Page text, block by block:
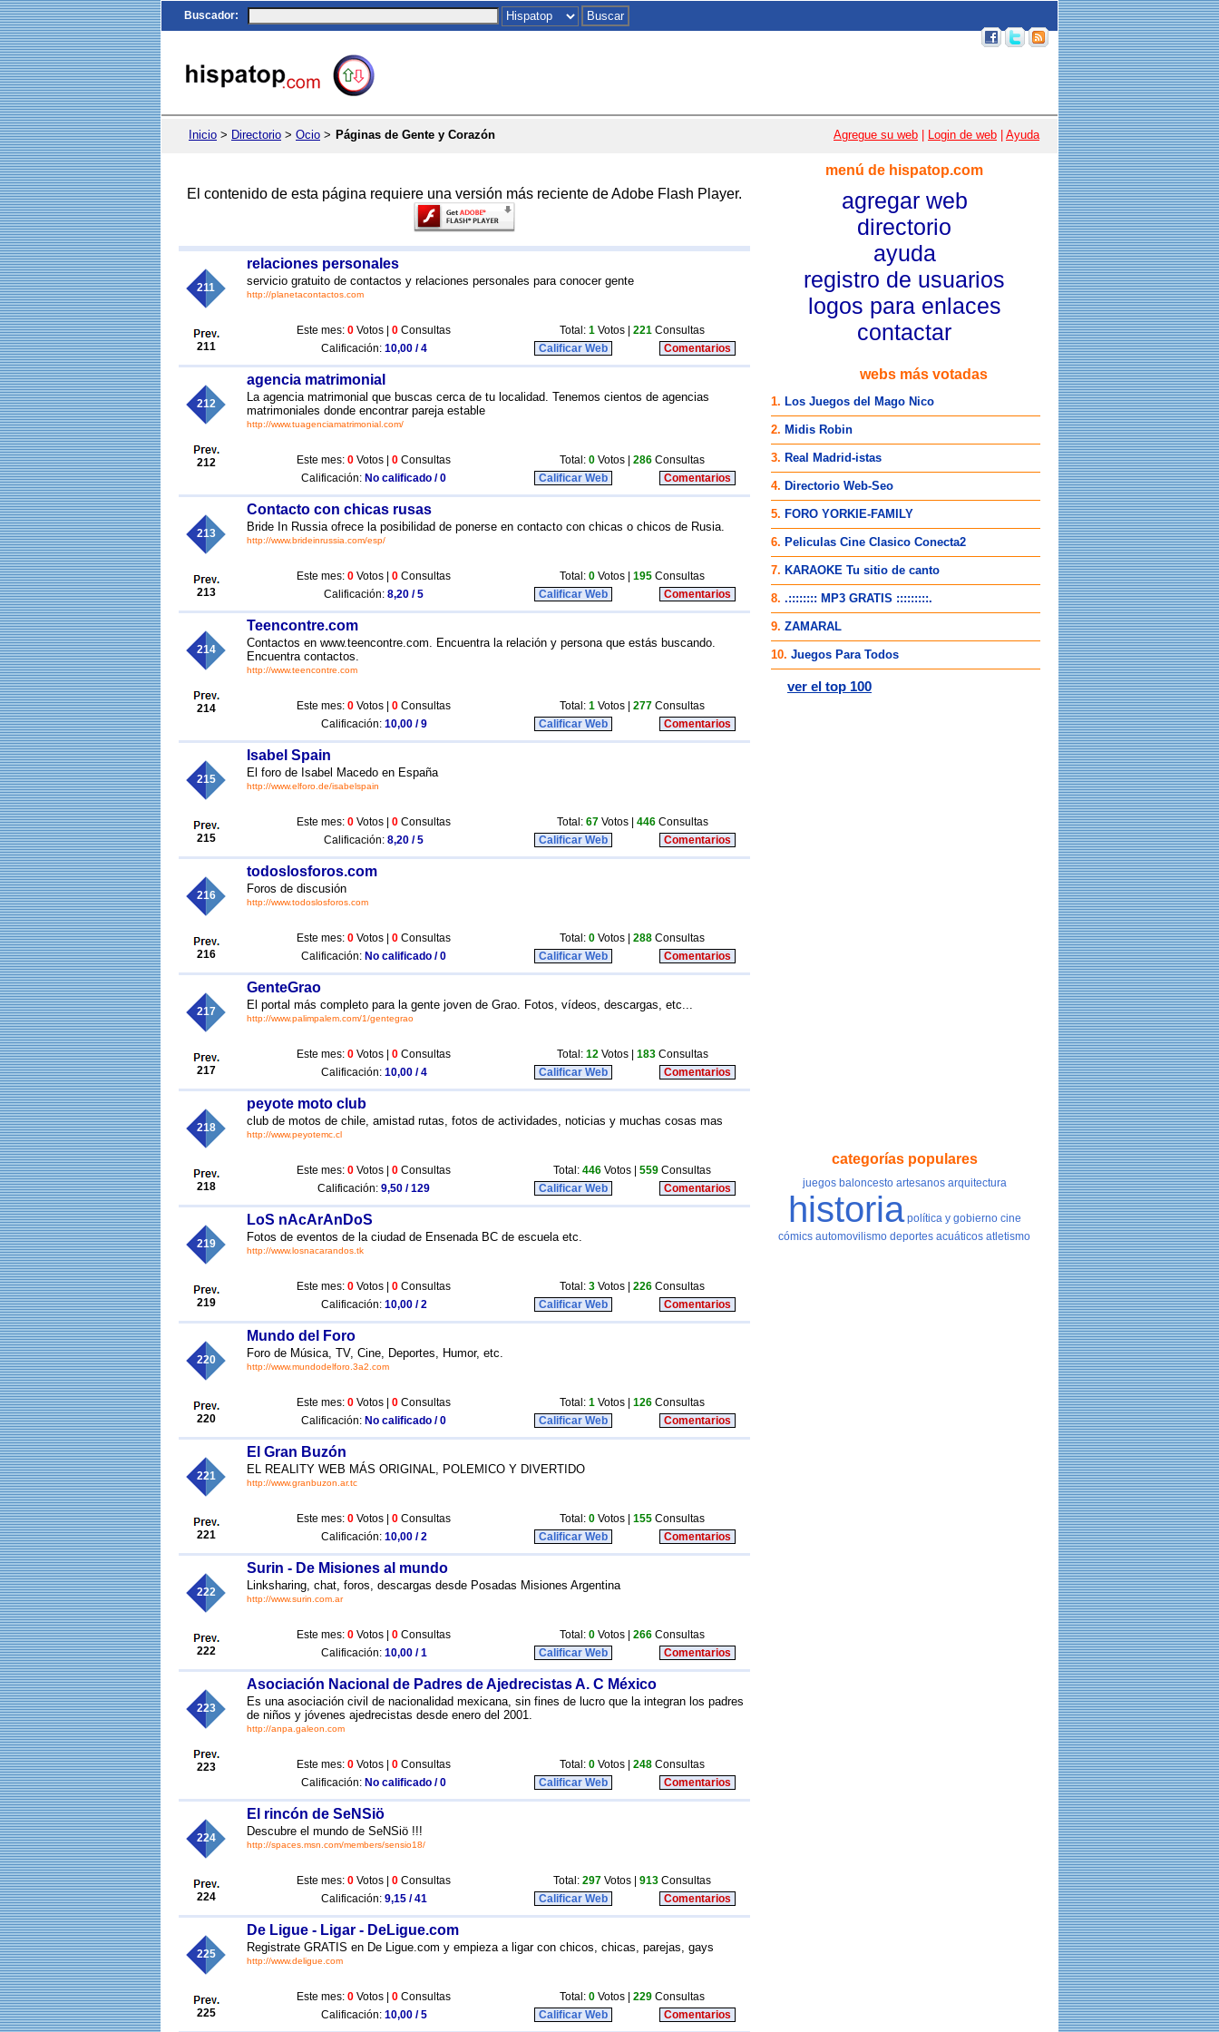
Buscador:
Inicio > Directorio > Ocio > Páginas de Gente y Corazón Agregue su web Login de web Ayuda
El contenido de esta página requiere una versión más reciente de Adobe Flash Player.
211
211
relaciones personales
servicio gratuito de contactos y relaciones personales para conocer gente
http://planetacontactos.com
Este mes: 0 Votos | 0 Consultas Total: 1 Votos | 221 Consultas
Calificación: 10,00 / 4 Calificar Web Comentarios
212
212
agencia matrimonial
La agencia matrimonial que buscas cerca de tu localidad. Tenemos cientos de agencias
matrimoniales donde encontrar pareja estable
http://www.tuagenciamatrimonial.com/
Este mes: 0 Votos | 0 Consultas Total: 0 Votos | 286 Consultas
Calificación: No calificado / 0 Calificar Web Comentarios
213
213
Contacto con chicas rusas
Bride In Russia ofrece la posibilidad de ponerse en contacto con chicas o chicos de Rusia.
http://www.brideinrussia.com/esp/
Este mes: 0 Votos | 0 Consultas Total: 0 Votos | 195 Consultas
Calificación: 8,20 / 5 Calificar Web Comentarios
214
214
Teencontre.com
Contactos en www.teencontre.com. Encuentra la relación y persona que estás buscando.
Encuentra contactos.
http://www.teencontre.com
Este mes: 0 Votos | 0 Consultas Total: 1 Votos | 277 Consultas
Calificación: 10,00 / 9 Calificar Web Comentarios
215
215
Isabel Spain
El foro de Isabel Macedo en España
http://www.elforo.de/isabelspain
Este mes: 0 Votos | 0 Consultas Total: 67Votos | 446Consultas
Calificación: 8,20 / 5 Calificar Web Comentarios
216
216
todoslosforos.com
Foros de discusión
http://www.todoslosforos.com
Este mes: 0 Votos | 0 Consultas Total: 0 Votos | 288 Consultas
Calificación: No calificado / 0 Calificar Web Comentarios
217
217
GenteGrao
El portal más completo para la gente joven de Grao. Fotos, vídeos, descargas, etc...
http://www.palimpalem.com/1/gentegrao
Este mes: 0 Votos | 0 Consultas Total: 12Votos | 183Consultas
Calificación: 10,00 / 4 Calificar Web Comentarios
218
218
peyote moto club
club de motos de chile, amistad rutas, fotos de actividades, noticias y muchas cosas mas
http://www.peyotemc.cl
Este mes: 0 Votos | 0 Consultas Total: 446 Votos | 559 Consultas
Calificación: 9,50 / 129 Calificar Web Comentarios
219
219
LoS nAcArAnDoS
Fotos de eventos de la ciudad de Ensenada BC de escuela etc.
http://www.losnacarandos.tk
Este mes: 0 Votos | 0 Consultas Total: 3 Votos | 226 Consultas
Calificación: 10,00 / 2 Calificar Web Comentarios
220
220
Mundo del Foro
Foro de Música, TV, Cine, Deportes, Humor, etc.
http://www.mundodelforo.3a2.com
Este mes: 0 Votos | 0 Consultas Total: 1 Votos | 126 Consultas
Calificación: No calificado / 0 Calificar Web Comentarios
221
221
El Gran Buzón
EL REALITY WEB MÁS ORIGINAL, POLEMICO Y DIVERTIDO
http://www.granbuzon.ar.tc
Este mes: 0 Votos | 0 Consultas Total: 0 Votos | 155 Consultas
Calificación: 10,00 / 2 Calificar Web Comentarios
222
222
Surin - De Misiones al mundo
Linksharing, chat, foros, descargas desde Posadas Misiones Argentina
http://www.surin.com.ar
Este mes: 0 Votos | 0 Consultas Total: 0 Votos | 266 Consultas
Calificación: 10,00 / 1 Calificar Web Comentarios
223
223
Asociación Nacional de Padres de Ajedrecistas A. C México
Es una asociación civil de nacionalidad mexicana, sin fines de lucro que la integran los padres
de niños y jóvenes ajedrecistas desde enero del 2001.
http://anpa.galeon.com
Este mes: 0 Votos | 0 Consultas Total: 0 Votos | 248 Consultas
Calificación: No calificado / 0 Calificar Web Comentarios
224
224
El rincón de SeNSiö
Descubre el mundo de SeNSiö !!!
http://spaces.msn.com/members/sensio18/
Este mes: 0 Votos | 0 Consultas Total: 297 Votos | 913 Consultas
Calificación: 9,15 / 41 Calificar Web Comentarios
225
225
De Ligue - Ligar - DeLigue.com
Registrate GRATIS en De Ligue.com y empieza a ligar con chicos, chicas, parejas, gays
http://www.deligue.com
Este mes: 0 Votos | 0 Consultas Total: 0 Votos | 229 Consultas
Calificación: 10,00 / 5 Calificar Web Comentarios